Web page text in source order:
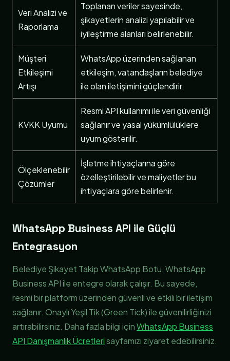
Veri Analizi ve
Raporlama
Toplanan veriler sayesinde,
şikayetlerin analizi yapılabilir ve
iyileştirme alanları belirlenebilir.
Müşteri
Etkileşimi
Artışı
WhatsApp üzerinden sağlanan
etkileşim, vatandaşların belediye
ile olan iletişimini güçlendirir.
KVKK Uyumu
Resmi API kullanımı ile veri güvenliği
sağlanır ve yasal yükümlülüklere
uyum gösterilir.
Ölçeklenebilir
Çözümler
İşletme ihtiyaçlarına göre
özelleştirilebilir ve maliyetler bu
ihtiyaçlara göre belirlenir.
WhatsApp Business API ile Güçlü
Entegrasyon
Belediye Şikayet Takip WhatsApp Botu, WhatsApp
Business API ile entegre olarak çalışır. Bu sayede,
resmi bir platform üzerinden güvenli ve etkili bir iletişim
sağlanır. Onaylı Yeşil Tik (Green Tick) ile güvenilirliğinizi
artırabilirsiniz. Daha fazla bilgi içinWhatsApp Business
API Danışmanlık Ücretlerisayfamızı ziyaret edebilirsiniz.